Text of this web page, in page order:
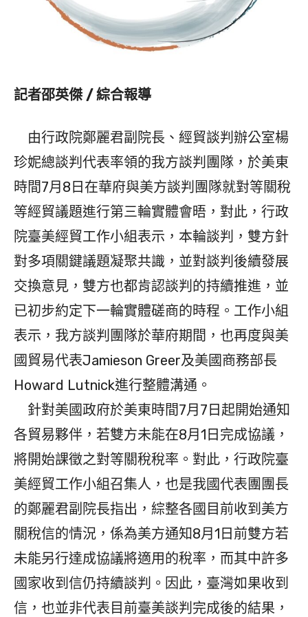
記者邵英傑 / 綜合報導
由行政院鄭麗君副院長、經貿談判辦公室楊
珍妮總談判代表率領的我方談判團隊，於美東
時間7月8日在華府與美方談判團隊就對等關稅
等經貿議題進行第三輪實體會晤，對此，行政
院臺美經貿工作小組表示，本輪談判，雙方針
對多項關鍵議題凝聚共識，並對談判後續發展
交換意見，雙方也都肯認談判的持續推進，並
已初步約定下一輪實體磋商的時程。工作小組
表示，我方談判團隊於華府期間，也再度與美
國貿易代表Jamieson Greer及美國商務部長
Howard Lutnick進行整體溝通。
針對美國政府於美東時間7月7日起開始通知
各貿易夥伴，若雙方未能在8月1日完成協議，
將開始課徵之對等關稅稅率。對此，行政院臺
美經貿工作小組召集人，也是我國代表團團長
的鄭麗君副院長指出，綜整各國目前收到美方
關稅信的情況，係為美方通知8月1日前雙方若
未能另行達成協議將適用的稅率，而其中許多
國家收到信仍持續談判。因此，臺灣如果收到
信，也並非代表目前臺美談判完成後的結果，